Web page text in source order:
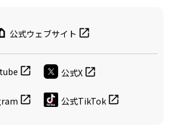
公式ウェブサイト
公式X
公式TikTok